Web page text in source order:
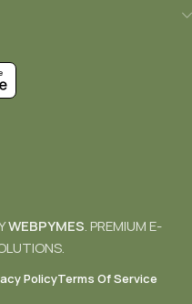
elegantes.
WEBPYMES. PREMIUM E-
PolicyTerms Of Service